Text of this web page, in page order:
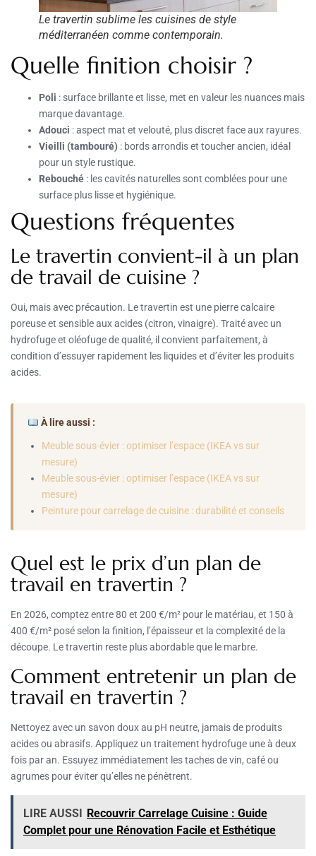
Le travertin sublime les cuisines de style
méditerranéen comme contemporain.
Quelle finition choisir ?
Poli : surface brillante et lisse, met en valeur les nuances mais
marque davantage.
Adouci : aspect mat et velouté, plus discret face aux rayures.
Vieilli (tambouré) : bords arrondis et toucher ancien, idéal
pour un style rustique.
Rebouché : les cavités naturelles sont comblées pour une
surface plus lisse et hygiénique.
Questions fréquentes
Le travertin convient-il à un plan
de travail de cuisine ?
Oui, mais avec précaution. Le travertin est une pierre calcaire
poreuse et sensible aux acides (citron, vinaigre). Traité avec un
hydrofuge et oléofuge de qualité, il convient parfaitement, à
condition d’essuyer rapidement les liquides et d’éviter les produits
acides.
À lire aussi :
Meuble sous-évier : optimiser l’espace (IKEA vs sur
mesure)
Meuble sous-évier : optimiser l’espace (IKEA vs sur
mesure)
Peinture pour carrelage de cuisine : durabilité et conseils
Quel est le prix d’un plan de
travail en travertin ?
En 2026, comptez entre 80 et 200 €/m² pour le matériau, et 150 à
400 €/m² posé selon la finition, l’épaisseur et la complexité de la
découpe. Le travertin reste plus abordable que le marbre.
Comment entretenir un plan de
travail en travertin ?
Nettoyez avec un savon doux au pH neutre, jamais de produits
acides ou abrasifs. Appliquez un traitement hydrofuge une à deux
fois par an. Essuyez immédiatement les taches de vin, café ou
agrumes pour éviter qu’elles ne pénètrent.
LIRE AUSSI
Recouvrir Carrelage Cuisine : Guide
Complet pour une Rénovation Facile et Esthétique